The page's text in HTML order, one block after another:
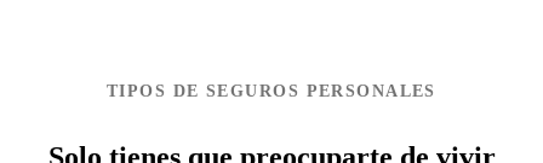
TIPOS DE SEGUROS PERSONALES